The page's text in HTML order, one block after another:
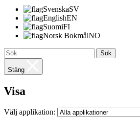
SvenskaSV
EnglishEN
SuomiFI
Norsk BokmålNO
Sök
Stäng
Visa
Välj applikation: